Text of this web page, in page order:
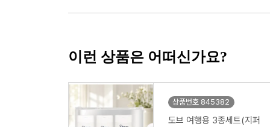
이런 상품은 어떠신가요?
상품번호 845382
도브 여행용 3종세트(지퍼